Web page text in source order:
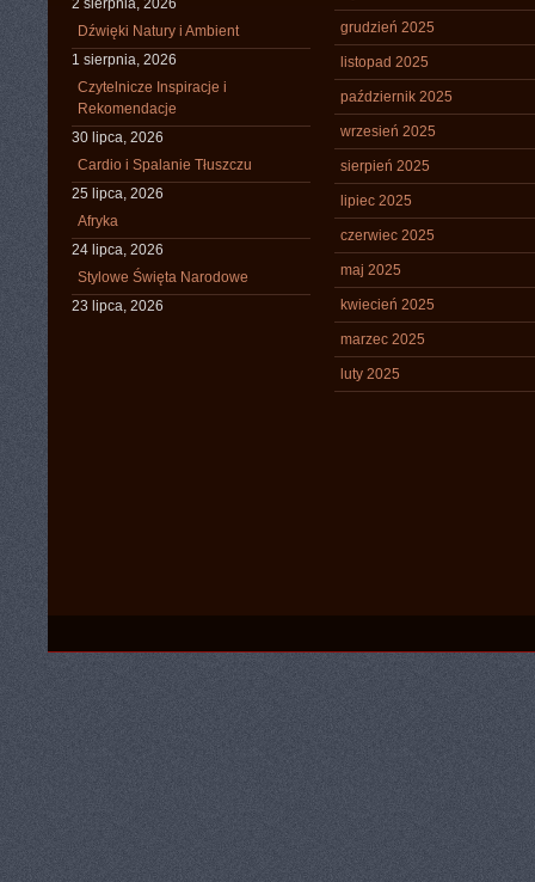
2 sierpnia, 2026
Dźwięki Natury i Ambient
1 sierpnia, 2026
Czytelnicze Inspiracje i
Rekomendacje
30 lipca, 2026
Cardio i Spalanie Tłuszczu
25 lipca, 2026
Afryka
24 lipca, 2026
Stylowe Święta Narodowe
23 lipca, 2026
grudzień 2025
listopad 2025
październik 2025
wrzesień 2025
sierpień 2025
lipiec 2025
czerwiec 2025
maj 2025
kwiecień 2025
marzec 2025
luty 2025